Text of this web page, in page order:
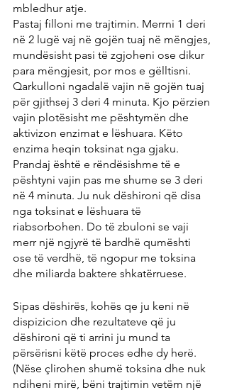
mbledhur atje.
Pastaj filloni me trajtimin. Merrni 1 deri
në 2 lugë vaj në gojën tuaj në mëngjes,
mundësisht pasi të zgjoheni ose dikur
para mëngjesit, por mos e gëlltisni.
Qarkulloni ngadalë vajin në gojën tuaj
për gjithsej 3 deri 4 minuta. Kjo përzien
vajin plotësisht me pështymën dhe
aktivizon enzimat e lëshuara. Këto
enzima heqin toksinat nga gjaku.
Prandaj është e rëndësishme të e
pështyni vajin pas me shume se 3 deri
në 4 minuta. Ju nuk dëshironi që disa
nga toksinat e lëshuara të
riabsorbohen. Do të zbuloni se vaji
merr një ngjyrë të bardhë qumështi
ose të verdhë, të ngopur me toksina
dhe miliarda baktere shkatërruese.
Sipas dëshirës, kohës qe ju keni në
dispizicion dhe rezultateve që ju
dëshironi që ti arrini ju mund ta
përsërisni këtë proces edhe dy herë.
(Nëse çlirohen shumë toksina dhe nuk
ndiheni mirë, bëni trajtimin vetëm një